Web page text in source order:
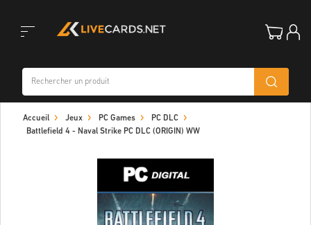
navigation
Accueil Jeux PC Games
PC DLC
Battlefield 4 - Naval Strike PC DLC (ORIGIN) WW